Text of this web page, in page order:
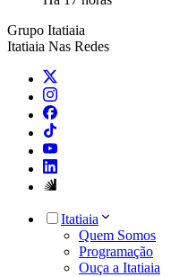
Grupo Itatiaia
Itatiaia Nas Redes
Itatiaia
Quem Somos
Programação
Ouça a Itatiaia